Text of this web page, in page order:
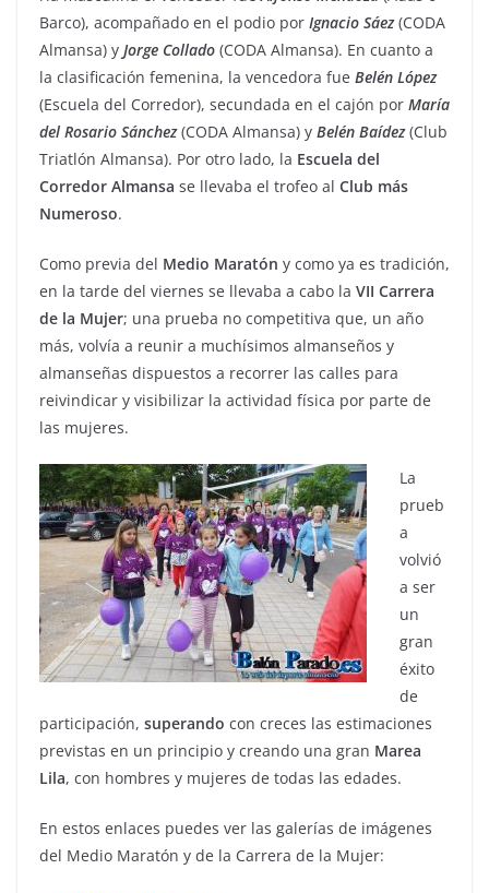
Barco), acompañado en el podio por Ignacio Sáez(CODA
Almansa) y Jorge Collado (CODA Almansa). En cuanto a
la clasificación femenina, la vencedora fue Belén López
(Escuela del Corredor), secundada en el cajón por María
del Rosario Sánchez(CODA Almansa) y Belén Baídez(Club
Triatlón Almansa). Por otro lado, la Escuela del
Corredor Almansa se llevaba el trofeo al Club más
Numeroso.
Como previa del Medio Maratón y como ya es tradición,
en la tarde del viernes se llevaba a cabo la VII Carrera
de la Mujer; una prueba no competitiva que, un año
más, volvía a reunir a muchísimos almanseños y
almanseñas dispuestos a recorrer las calles para
reivindicar y visibilizar la actividad física por parte de
las mujeres.
La
prueb
a
volvió
a ser
un
gran
éxito
de
participación, superando con creces las estimaciones
previstas en un principio y creando una gran Marea
Lila, con hombres y mujeres de todas las edades.
En estos enlaces puedes ver las galerías de imágenes
del Medio Maratón y de la Carrera de la Mujer: